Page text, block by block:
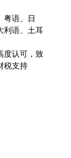
粤语、日
利语、土耳
度认可，致
税支持